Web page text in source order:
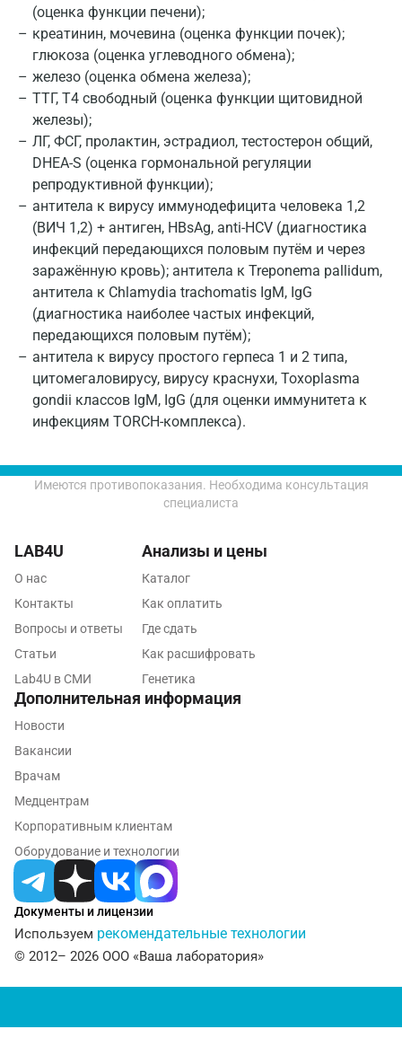
(оценка функции печени);
креатинин, мочевина (оценка функции почек);
глюкоза (оценка углеводного обмена);
железо (оценка обмена железа);
ТТГ, Т4 свободный (оценка функции щитовидной
железы);
ЛГ, ФСГ, пролактин, эстрадиол, тестостерон общий,
DHEA-S (оценка гормональной регуляции
репродуктивной функции);
антитела к вирусу иммунодефицита человека 1,2
(ВИЧ 1,2) + антиген, HBsAg, anti-HCV (диагностика
инфекций передающихся половым путём и через
заражённую кровь); антитела к Treponema pallidum,
антитела к Chlamydia trachomatis IgM, IgG
(диагностика наиболее частых инфекций,
передающихся половым путём);
антитела к вирусу простого герпеса 1 и 2 типа,
цитомегаловирусу, вирусу краснухи, Toxoplasma
gondii классов IgM, IgG (для оценки иммунитета к
инфекциям TORCH-комплекса).
Йошкар-Ола
Калининград
Калуга
Кемерово
Ковров
Коломна
Королев
Кострома
Котельники
Краснодар
Красноярск
Курск
Лабинск
Майкоп
Мурманск
Набережные Челны
Нижнекамск
Новокузнецк
Новороссийск
Новосибирск
Ногинск
Обнинск
Имеются противопоказания. Необходима консультация
специалиста
Документы и лицензии
Используем рекомендательные технологии
© 2012– 2026 ООО «Ваша лаборатория»
LAB4U
О нас
Контакты
Вопросы и ответы
Статьи
Lab4U в СМИ
Анализы и цены
Каталог
Как оплатить
Где сдать
Как расшифровать
Генетика
Дополнительная информация
Новости
Вакансии
Врачам
Медцентрам
Корпоративным клиентам
Оборудование и технологии